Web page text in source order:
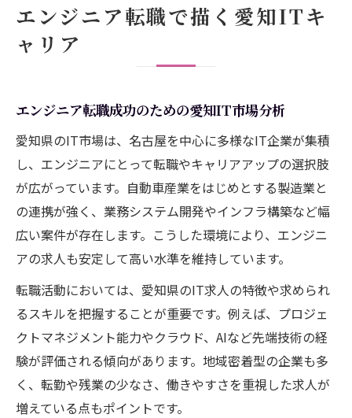
愛知県でエンジニア転職を有利に進めるコ
ツ
エンジニア目線で選ぶ愛知IT企業の魅力
エンジニアが愛知県IT企業で成長するため
の環境
スキルアップに役立つ愛知県IT企業の制度
と研修
ト参画術
か
エンジニア同士の交流が役立つ学びの場
未経験からITエンジニアへ挑戦する道
未経験からエンジニアへ転職するための準
備
エンジニア転職で描く愛知ITキ
ャリア
エンジニア転職成功のための愛知IT市場分析
愛知県のIT市場は、名古屋を中心に多様なIT企業が集積
し、エンジニアにとって転職やキャリアアップの選択肢
が広がっています。自動車産業をはじめとする製造業と
の連携が強く、業務システム開発やインフラ構築など幅
広い案件が存在します。こうした環境により、エンジニ
アの求人も安定して高い水準を維持しています。
転職活動においては、愛知県のIT求人の特徴や求められ
るスキルを把握することが重要です。例えば、プロジェ
クトマネジメント能力やクラウド、AIなど先端技術の経
験が評価される傾向があります。地域密着型の企業も多
く、転勤や残業の少なさ、働きやすさを重視した求人が
増えている点もポイントです。